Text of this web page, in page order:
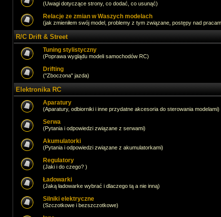
(Uwagi dotyczące strony, co dodać, co usunąć)
Relacje ze zmian w Waszych modelach
(jak zmieniłem swój model, problemy z tym związane, postępy nad
R/C Drift & Street
Tuning stylistyczny
(Poprawa wyglądu modeli samochodów RC)
Drifting
("Zboczona" jazda)
Elektronika RC
Aparatury
(Aparatury, odbiorniki i inne przydatne akcesoria do sterowania modelami)
Serwa
(Pytania i odpowiedzi związane z serwami)
Akumulatorki
(Pytania i odpowiedzi związane z akumulatorkami)
Regulatory
(Jaki i do czego? )
Ładowarki
(Jaką ładowarke wybrać i dlaczego tą a nie inną)
Silniki elektryczne
(Szczotkowe i bezszczotkowe)